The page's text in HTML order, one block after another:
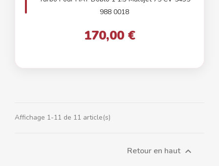
988 0018
170,00 €
Affichage 1-11 de 11 article(s)
Retour en haut 